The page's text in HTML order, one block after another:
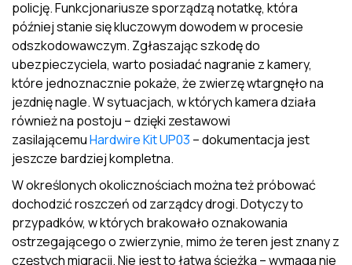
policję. Funkcjonariusze sporządzą notatkę, która
później stanie się kluczowym dowodem w procesie
odszkodowawczym. Zgłaszając szkodę do
ubezpieczyciela, warto posiadać nagranie z kamery,
które jednoznacznie pokaże, że zwierzę wtargnęło na
jezdnię nagle. W sytuacjach, w których kamera działa
również na postoju – dzięki zestawowi
zasilającemuHardwire Kit UP03 – dokumentacja jest
jeszcze bardziej kompletna.
W określonych okolicznościach można też próbować
dochodzić roszczeń od zarządcy drogi. Dotyczy to
przypadków, w których brakowało oznakowania
ostrzegającego o zwierzynie, mimo że teren jest znany z
częstych migracji. Nie jest to łatwa ścieżka – wymaga nie